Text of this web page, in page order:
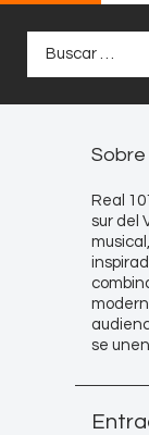
Sobre
Real
sur del
se